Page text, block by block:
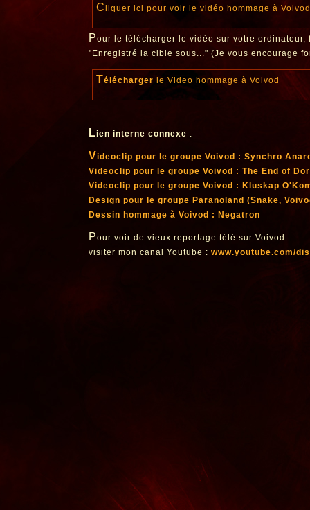
C liquer ici pour voir le vidéo hommage à Voivod
Pour le télécharger le vidéo sur votre
"Enregistré la cible sous..." (Je vous encourage
télécharger le Video hommage à Voivod
Lien interne connexe :
Videoclip pour le groupe Voivod : Synchro
Videoclip pour le groupe Voivod : The End of
Videoclip pour le groupe Voivod : Kluskap
Design pour le groupe Paranoland (Snake,
Dessin hommage à Voivod : Negatron
Pour voir de vieux reportage télé sur Voivod
visiter mon canal Youtube : www.youtube.com/